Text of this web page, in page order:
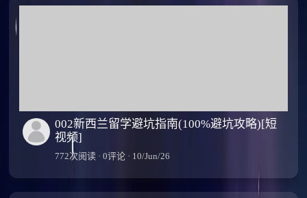
002新西兰留学避坑指南(100%避坑攻略)[短
视频]
772次阅读 · 0评论 · 10/Jun/26